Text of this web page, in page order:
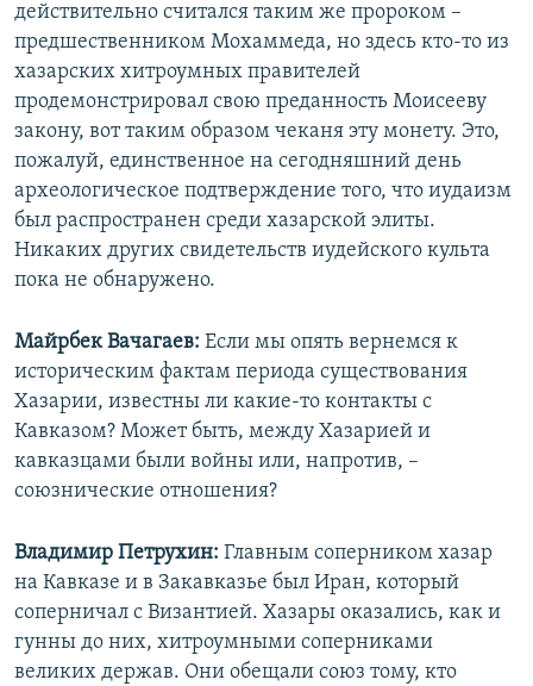
действительно считался таким же пророком –
предшественником Мохаммеда, но здесь кто-то из
хазарских хитроумных правителей
продемонстрировал свою преданность Моисееву
закону, вот таким образом чеканя эту монету. Это,
пожалуй, единственное на сегодняшний день
археологическое подтверждение того, что иудаизм
был распространен среди хазарской элиты.
Никаких других свидетельств иудейского культа
пока не обнаружено.
Майрбек Вачагаев: Если мы опять вернемся к
историческим фактам периода существования
Хазарии, известны ли какие-то контакты с
Кавказом? Может быть, между Хазарией и
кавказцами были войны или, напротив, –
союзнические отношения?
Владимир Петрухин: Главным соперником хазар
на Кавказе и в Закавказье был Иран, который
соперничал с Византией. Хазары оказались, как и
гунны до них, хитроумными соперниками
великих держав. Они обещали союз тому, кто